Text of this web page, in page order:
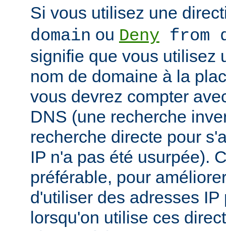
Si vous utilisez une
domain ou Deny from
signifie que vous utilisez
nom de domaine à la
vous devrez compter
DNS (une recherche
recherche directe pour
IP n'a pas été usurpée).
préférable, pour
d'utiliser des adresses
lorsqu'on utilise ces